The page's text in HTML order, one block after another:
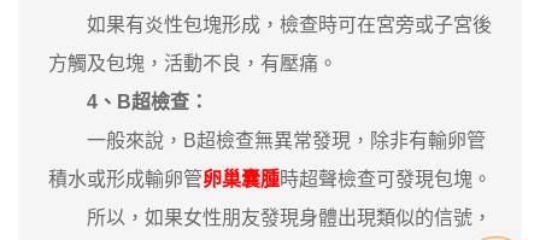
如果有炎性包塊形成，檢查時可在宮旁或子宮後
方觸及包塊，活動不良，有壓痛。
4、B超檢查：
一般來說，B超檢查無異常發現，除非有輸卵管
積水或形成輸卵管卵巢囊腫時超聲檢查可發現包塊。
所以，如果女性朋友發現身體出現類似的信號，